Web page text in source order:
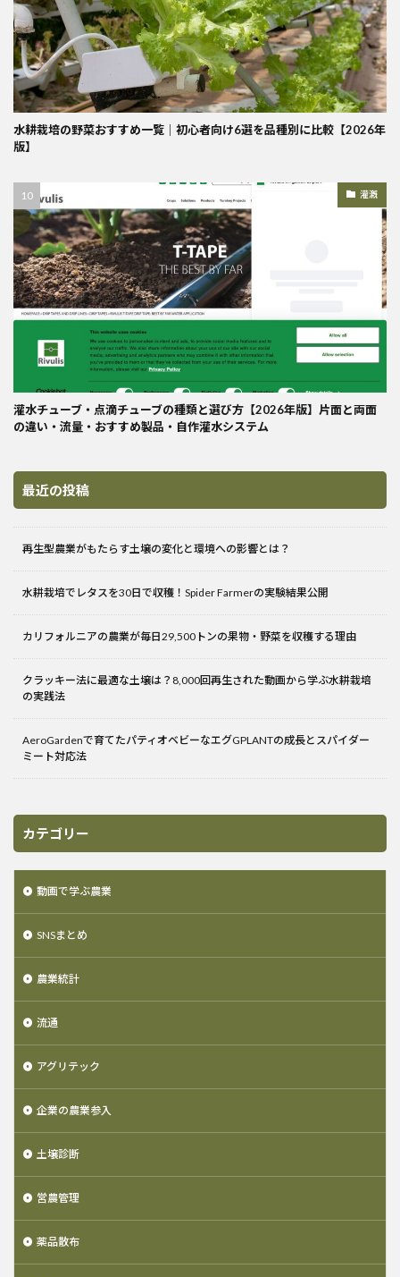
水耕栽培の野菜おすすめ一覧｜初心者向け6選を品種別に比較【2026年
版】
灌漑
灌水チューブ・点滴チューブの種類と選び方【2026年版】片面と両面
の違い・流量・おすすめ製品・自作灌水システム
最近の投稿
再生型農業がもたらす土壌の変化と環境への影響とは？
水耕栽培でレタスを30日で収穫！Spider Farmerの実験結果公開
カリフォルニアの農業が毎日29,500トンの果物・野菜を収穫する理由
クラッキー法に最適な土壌は？8,000回再生された動画から学ぶ水耕栽培
の実践法
AeroGardenで育てたパティオベビーなエグGPLANTの成長とスパイダー
ミート対応法
カテゴリー
動画で学ぶ農業
SNSまとめ
農業統計
流通
アグリテック
企業の農業参入
土壌診断
営農管理
薬品散布